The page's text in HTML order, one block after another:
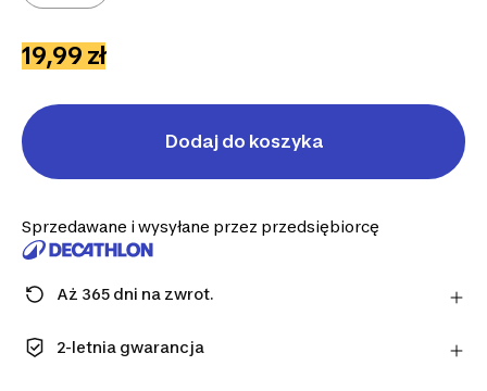
19,99 zł
Dodaj do koszyka
Sprzedawane i wysyłane przez przedsiębiorcę
Aż 365 dni na zwrot.
termin 14 dni.
2-letnia gwarancja